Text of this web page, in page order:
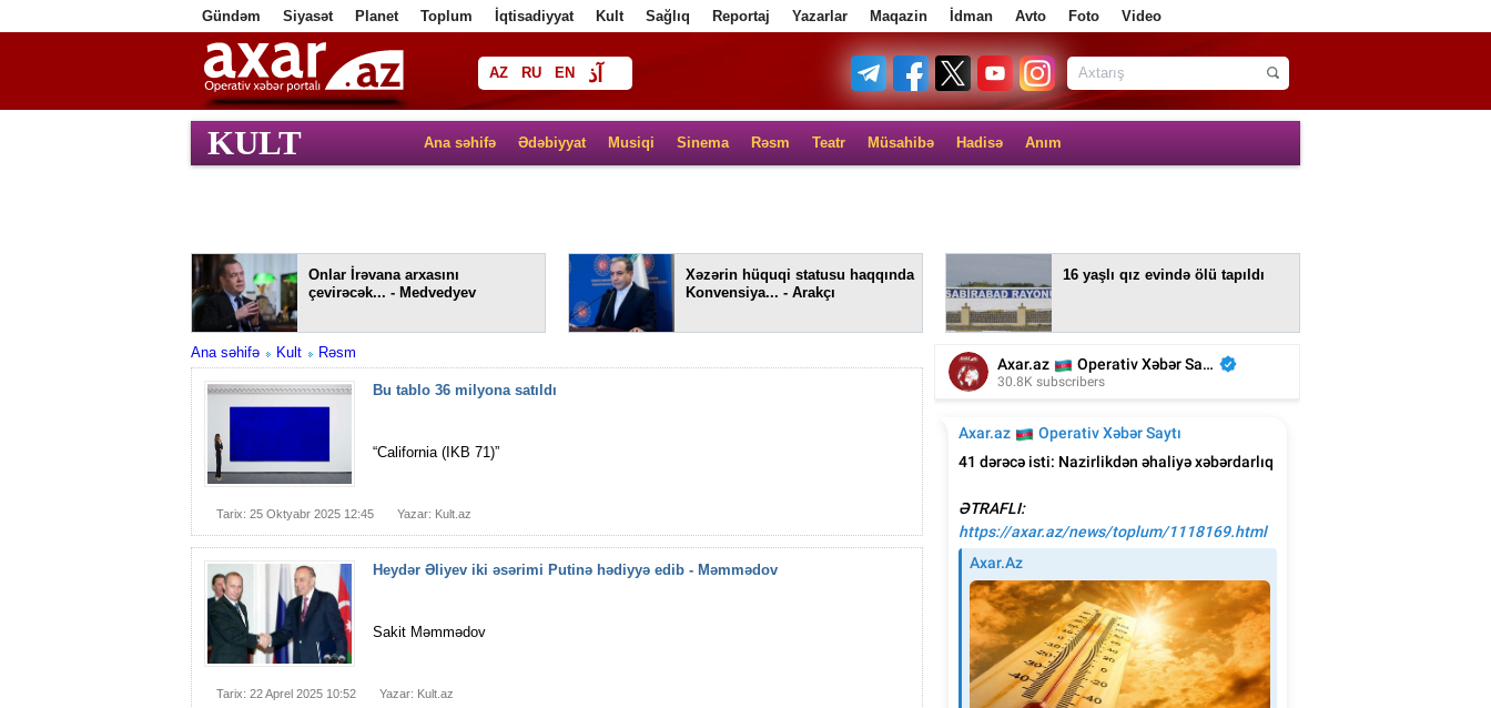
Gündəm Siyasət Planet Toplum İqtisadiyyat Kult Sağlıq Reportaj Yazarlar Maqazin İdman Avto Foto Video
AZ RU EN آذ
فا
KULT Ana səhifə Ədəbiyyat Musiqi Sinema Rəsm Teatr Müsahibə Hadisə Anım
Onlar İrəvana arxasını
çevirəcək... - Medvedyev
Xəzərin hüquqi statusu haqqında
Konvensiya... - Arakçı
16 yaşlı qız evində ölü tapıldı
Ana səhifə Kult Rəsm
Bu tablo 36 milyona satıldı
“California (IKB 71)”
Tarix: 25 Oktyabr 2025 12:45 Yazar: Kult.az
Heydər Əliyev iki əsərimi Putinə hədiyyə edib - Məmmədov
Sakit Məmmədov
Tarix: 22 Aprel 2025 10:52 Yazar: Kult.az